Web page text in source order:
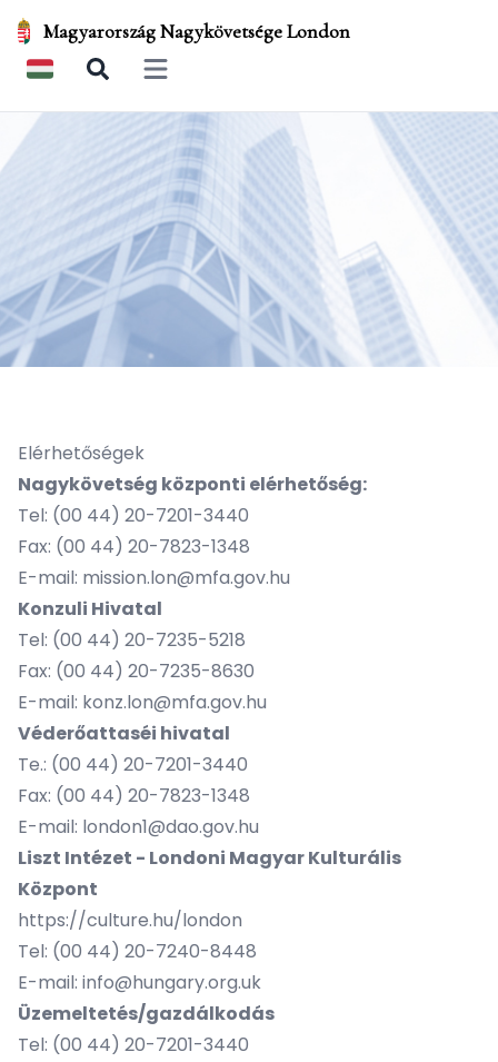
Magyarország Nagykövetsége London
Open main menu
Elérhetőségek
Nagykövetség központi elérhetőség:
Tel: (00 44) 20-7201-3440
Fax: (00 44) 20-7823-1348
E-mail: mission.lon@mfa.gov.hu
Konzuli Hivatal
Tel: (00 44) 20-7235-5218
Fax: (00 44) 20-7235-8630
E-mail: konz.lon@mfa.gov.hu
Véderőattaséi hivatal
Te.: (00 44) 20-7201-3440
Fax: (00 44) 20-7823-1348
E-mail: london1@dao.gov.hu
Liszt Intézet - Londoni Magyar Kulturális
Központ
https://culture.hu/london
Tel: (00 44) 20-7240-8448
E-mail: info@hungary.org.uk
Üzemeltetés/gazdálkodás
Tel: (00 44) 20-7201-3440